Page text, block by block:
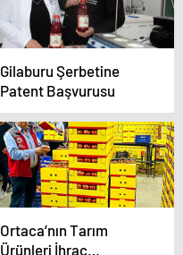
Gilaburu Şerbetine
Patent Başvurusu
Ortaca’nın Tarım
Ürünleri İhraç